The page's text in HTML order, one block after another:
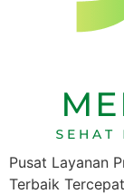
Pusat Layanan
Terbaik